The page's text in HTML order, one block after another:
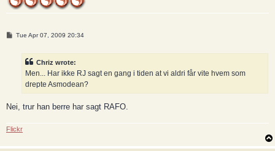
PTue Apr 07, 2009 20:34
Chriz wrote:
Men... Har ikke RJ sagt en gang i tiden at vi aldri får vite hvem som
drepte Asmodean?
Nei, trur han berre har sagt RAFO.
Flickr